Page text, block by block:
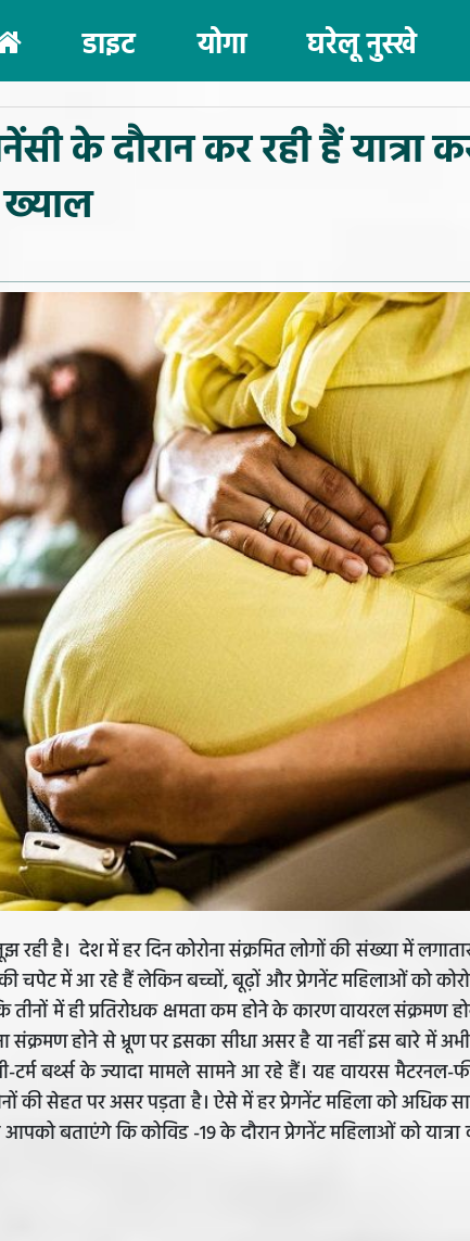
(current)
डाइट योगा घरेलू नुस्खे
के दौरान कर रही हैं यात्रा
रही है। देश में हर दिन कोरोना संक्रमित लोगों की संख्या में
चपेट में आ रहे हैं लेकिन बच्चों, बूढ़ों और प्रेगनेंट महिलाओं को
में ही प्रतिरोधक क्षमता कम होने के कारण वायरल संक्रमण
संक्रमण होने से भ्रूण पर इसका सीधा असर है या नहीं इस बारे में
टर्म बर्थ्स के ज्यादा मामले सामने आ रहे हैं। यह वायरस
की सेहत पर असर पड़ता है। ऐसे में हर प्रेगनेंट महिला को अधिक
बताएंगे कि कोविड -19 के दौरान प्रेगनेंट महिलाओं को